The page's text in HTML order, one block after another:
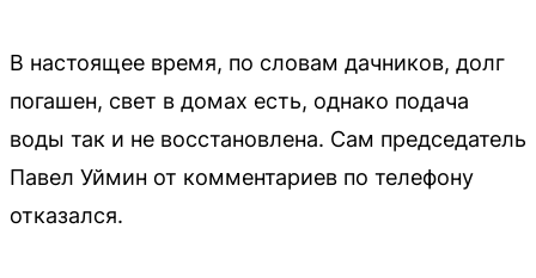
В настоящее время, по словам дачников, долг
погашен, свет в домах есть, однако подача
воды так и не восстановлена. Сам председатель
Павел Уймин от комментариев по телефону
отказался.